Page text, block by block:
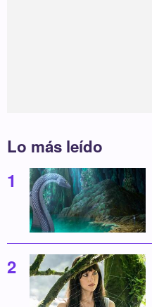
Lo más leído